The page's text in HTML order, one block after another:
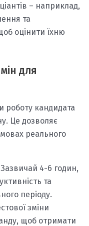
– наприклад,
та
оцінити їхню
для
роботу кандидата
Це дозволяє
реального
4-6 годин,
та
періоду.
зміни
щоб отримати